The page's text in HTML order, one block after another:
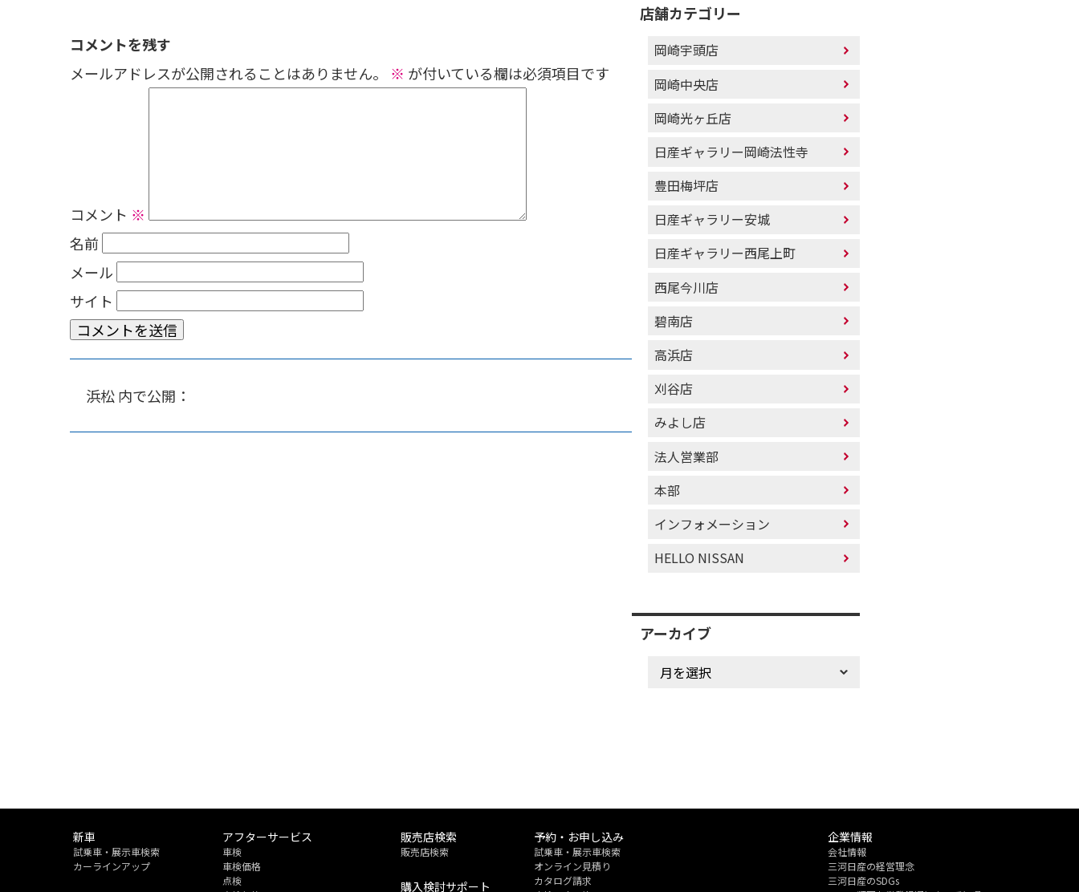
コメントを残す
メールアドレスが公開されることはありません。
※ が付いている欄は必須項目です
コメント ※
名前
メール
サイト
浜松内で公開
店舗カテゴリー
岡崎宇頭店
岡崎中央店
岡崎光ヶ丘店
日産ギャラリー岡崎法性寺
豊田梅坪店
日産ギャラリー安城
日産ギャラリー西尾上町
西尾今川店
碧南店
高浜店
刈谷店
みよし店
法人営業部
本部
インフォメーション
HELLO NISSAN
アーカイブ
新車
試乗車・展示車検索
カーラインアップ
アフターサービス
車検
車検価格
点検
販売店検索
販売店検索
購入検討サポート
予約・お申し込み
試乗車・展示車検索
オンライン見積り
カタログ請求
企業情報
会社情報
三河日産の経営理念
三河日産のSDGs